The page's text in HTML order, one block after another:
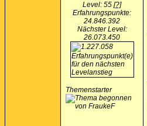
Level: 55 [?]
Erfahrungspunkte:
24.846.392
Nächster Level:
26.073.450
Themenstarter